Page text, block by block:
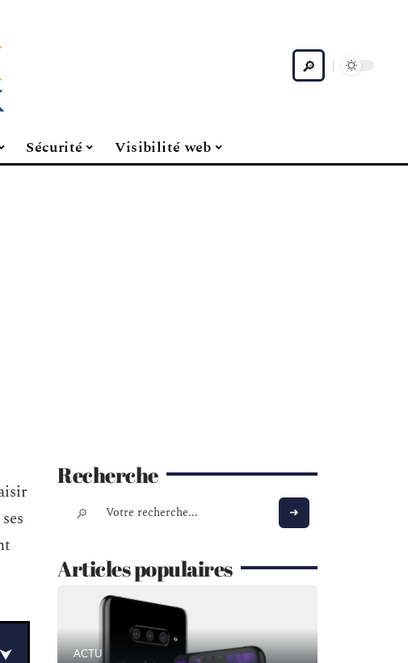
Sécurité Visibilité web
Recherche
Articles populaires
ACTU